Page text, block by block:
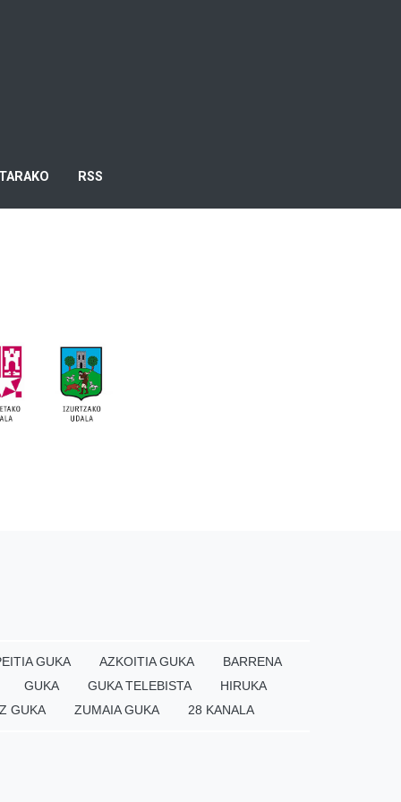
RSS
GUKA AZKOITIA GUKA
BARRENA
GUKA
GUKA TELEBISTA
HIRUKA
GUKA
ZUMAIA GUKA 28 KANALA